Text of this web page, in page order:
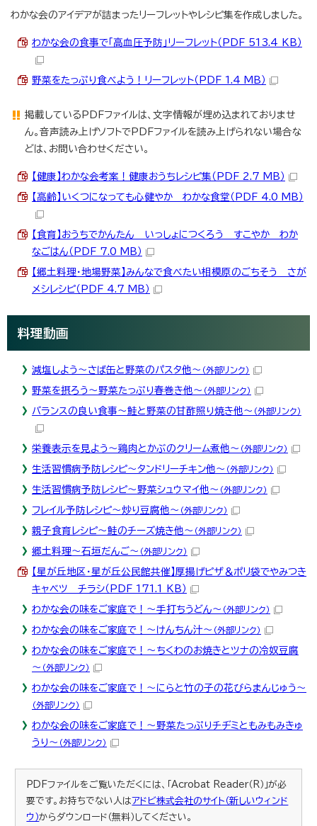
わかな会のアイデアが詰まったリーフレットやレシピ集を作成しました。
わかな会の食事で「高血圧予防」リーフレット（PDF 513.4 KB）
野菜をたっぷり食べよう！リーフレット（PDF 1.4 MB）
掲載しているPDFファイルは、文字情報が埋め込まれておりませ
ん。音声読み上げソフトでPDFファイルを読み上げられない場合な
どは、お問い合わせください。
【健康】わかな会考案！健康おうちレシピ集（PDF 2.7 MB）
【高齢】いくつになっても心健やか わかな食堂（PDF 4.0 MB）
【食育】おうちでかんたん いっしょにつくろう すこやか わか
なごはん（PDF 7.0 MB）
【郷土料理・地場野菜】みんなで食べたい相模原のごちそう さが
メシレシピ（PDF 4.7 MB）
料理動画
減塩しよう～さば缶と野菜のパスタ他～ （外部リンク）
野菜を摂ろう～野菜たっぷり春巻き他～ （外部リンク）
バランスの良い食事～鮭と野菜の甘酢照り焼き他～ （外部リンク）
栄養表示を見よう～鶏肉とかぶのクリーム煮他～ （外部リンク）
生活習慣病予防レシピ～タンドリーチキン他～ （外部リンク）
生活習慣病予防レシピ～野菜シュウマイ他～ （外部リンク）
フレイル予防レシピ～炒り豆腐他～ （外部リンク）
親子食育レシピ～鮭のチーズ焼き他～ （外部リンク）
郷土料理～石垣だんご～ （外部リンク）
【星が丘地区・星が丘公民館共催】厚揚げピザ＆ポリ袋でやみつき
キャベツ チラシ（PDF 171.1 KB）
わかな会の味をご家庭で！～手打ちうどん～ （外部リンク）
わかな会の味をご家庭で！～けんちん汁～ （外部リンク）
わかな会の味をご家庭で！～ちくわのお焼きとツナの冷奴豆腐
～ （外部リンク）
わかな会の味をご家庭で！～にらと竹の子の花びらまんじゅう～
（外部リンク）
わかな会の味をご家庭で！～野菜たっぷりチヂミともみもみきゅ
うり～ （外部リンク）
PDFファイルをご覧いただくには、「Acrobat Reader（R）」が必
要です。お持ちでない人はアドビ株式会社のサイト（新しいウィンド
ウ）からダウンロード（無料）してください。